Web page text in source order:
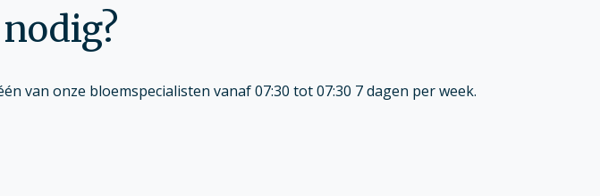
van onze bloemspecialisten vanaf 07:30 tot 07:30 7 dagen per week.